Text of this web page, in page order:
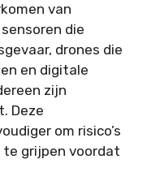
van
die
drones die
en digitale
zijn
Deze
om risico’s
grijpen voordat